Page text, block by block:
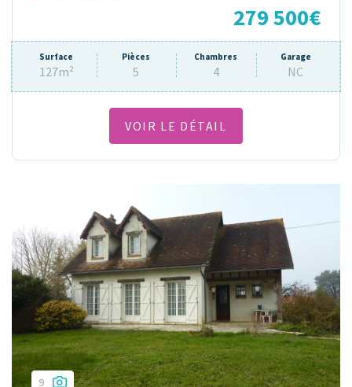
279 500€
Surface
127m²
Pièces
5
Chambres
4
Garage
NC
VOIR LE DÉTAIL
9